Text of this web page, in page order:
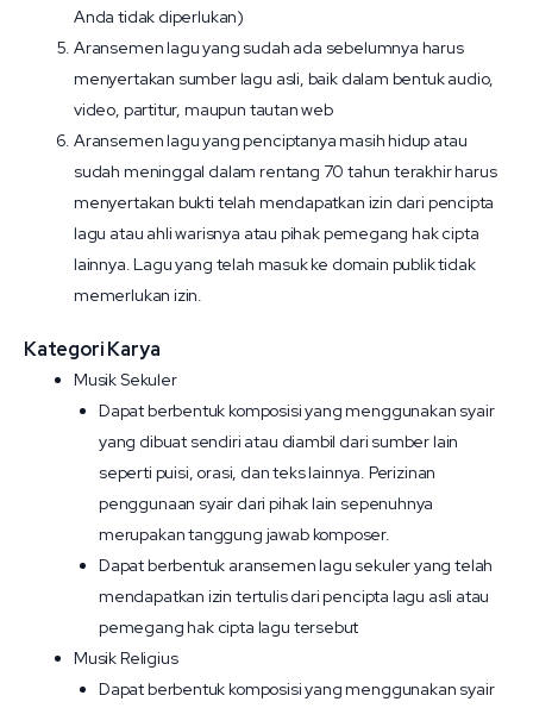
Anda tidak diperlukan)
Aransemen lagu yang sudah ada sebelumnya harus
menyertakan sumber lagu asli, baik dalam bentuk audio,
video, partitur, maupun tautan web
Aransemen lagu yang penciptanya masih hidup atau
sudah meninggal dalam rentang 70 tahun terakhir harus
menyertakan bukti telah mendapatkan izin dari pencipta
lagu atau ahli warisnya atau pihak pemegang hak cipta
lainnya. Lagu yang telah masuk ke domain publik tidak
memerlukan izin.
Kategori Karya
Musik Sekuler
Dapat berbentuk komposisi yang menggunakan syair
yang dibuat sendiri atau diambil dari sumber lain
seperti puisi, orasi, dan teks lainnya. Perizinan
penggunaan syair dari pihak lain sepenuhnya
merupakan tanggung jawab komposer.
Dapat berbentuk aransemen lagu sekuler yang telah
mendapatkan izin tertulis dari pencipta lagu asli atau
pemegang hak cipta lagu tersebut
Musik Religius
Dapat berbentuk komposisi yang menggunakan syair